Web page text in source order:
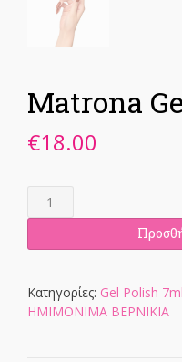
Matrona
€18.00
Matrona
Gel
7ml
Κατηγορίες: Gel Polish 7ml
ΗΜΙΜΟΝΙΜΑ ΒΕΡΝΙΚΙΑ